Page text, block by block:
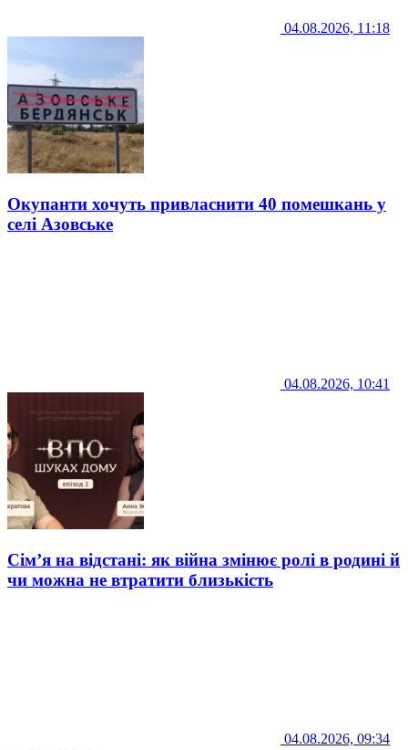
04.08.2026, 11:18
Окупанти хочуть привласнити 40 помешкань у
селі Азовське
04.08.2026, 10:41
Сім’я на відстані: як війна змінює ролі в родині й
чи можна не втратити близькість
04.08.2026, 09:34